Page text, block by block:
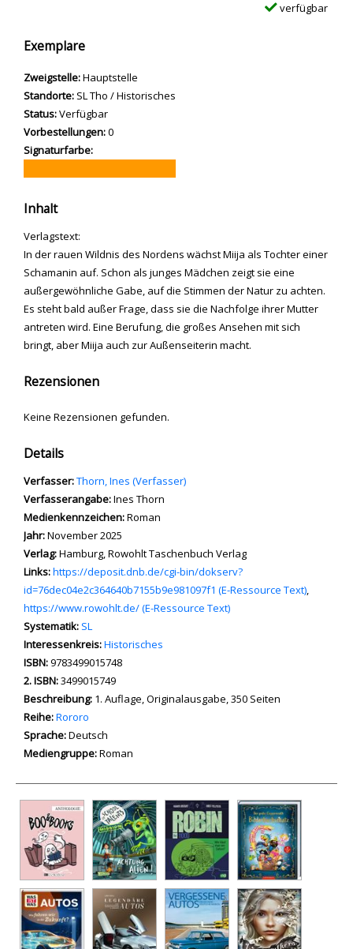
verfügbar
Exemplare
Zweigstelle:Hauptstelle
Standorte: SL Tho / Historisches
Status:Verfügbar
Vorbestellungen:0
Signaturfarbe:
Inhalt
Verlagstext:
In der rauen Wildnis des Nordens wächst Miija als Tochter einer
Schamanin auf. Schon als junges Mädchen zeigt sie eine
außergewöhnliche Gabe, auf die Stimmen der Natur zu achten.
Es steht bald außer Frage, dass sie die Nachfolge ihrer Mutter
antreten wird. Eine Berufung, die großes Ansehen mit sich
bringt, aber Miija auch zur Außenseiterin macht.
Rezensionen
Keine Rezensionen gefunden.
Details
Verfasser:Suche nach diesem Verfasser
Thorn, Ines (Verfasser)
Verfasserangabe:Ines Thorn
Medienkennzeichen:Roman
Jahr:November 2025
Verlag:Hamburg, Rowohlt Taschenbuch Verlag
opens in new tab
Links:Diesen Link in neuem Tab öffnen
https://deposit.dnb.de/cgi-bin/dokserv?
id=76dec04e2c364640b7155b9e981097f1 (E-Ressource Text),
https://www.rowohlt.de/ (E-Ressource Text)
Systematik: Suche nach dieser Systematik
SL
Interessenkreis:Suche nach diesem Interessenskreis
Historisches
ISBN:9783499015748
2. ISBN:3499015749
Beschreibung: 1. Auflage, Originalausgabe, 350 Seiten
Reihe:Rororo
Suche nach dieser Beteiligten Person
Sprache:Deutsch
Mediengruppe:Roman